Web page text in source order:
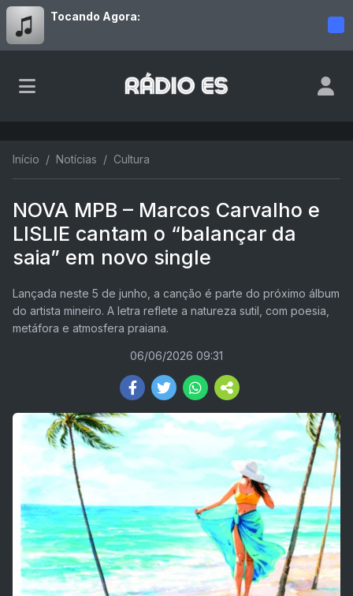
Tocando Agora:
Início Notícias Cultura
NOVA MPB – Marcos Carvalho e
LISLIE cantam o “balançar da
saia” em novo single
Lançada neste 5 de junho, a canção é parte do próximo álbum
do artista mineiro. A letra reflete a natureza sutil, com poesia,
metáfora e atmosfera praiana.
06/06/2026 09:31